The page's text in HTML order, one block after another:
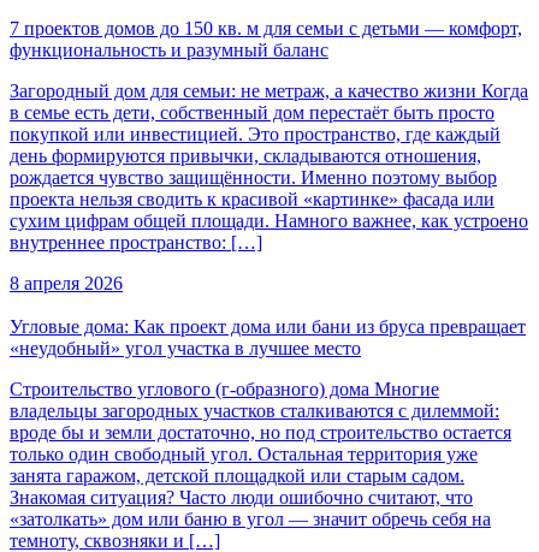
7 проектов домов до 150 кв. м для семьи с детьми — комфорт,
функциональность и разумный баланс
Загородный дом для семьи: не метраж, а качество жизни Когда
в семье есть дети, собственный дом перестаёт быть просто
покупкой или инвестицией. Это пространство, где каждый
день формируются привычки, складываются отношения,
рождается чувство защищённости. Именно поэтому выбор
проекта нельзя сводить к красивой «картинке» фасада или
сухим цифрам общей площади. Намного важнее, как устроено
внутреннее пространство: […]
8 апреля 2026
Угловые дома: Как проект дома или бани из бруса превращает
«неудобный» угол участка в лучшее место
Строительство углового (г-образного) дома Многие
владельцы загородных участков сталкиваются с дилеммой:
вроде бы и земли достаточно, но под строительство остается
только один свободный угол. Остальная территория уже
занята гаражом, детской площадкой или старым садом.
Знакомая ситуация? Часто люди ошибочно считают, что
«затолкать» дом или баню в угол — значит обречь себя на
темноту, сквозняки и […]